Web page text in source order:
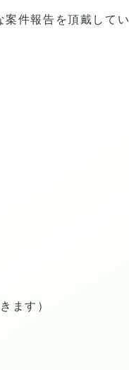
件報告を頂戴してい
ます）